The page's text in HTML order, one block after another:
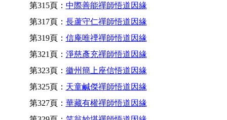
第315頁： 中際善能禪師悟道因緣
第317頁： 長蘆守仁禪師悟道因緣
第319頁： 信庵唯禋禪師悟道因緣
第321頁： 淨慈彥充禪師悟道因緣
第323頁： 徽州簡上座信悟道因緣
第325頁： 天童鹹傑禪師悟道因緣
第327頁： 華藏有權禪師悟道因緣